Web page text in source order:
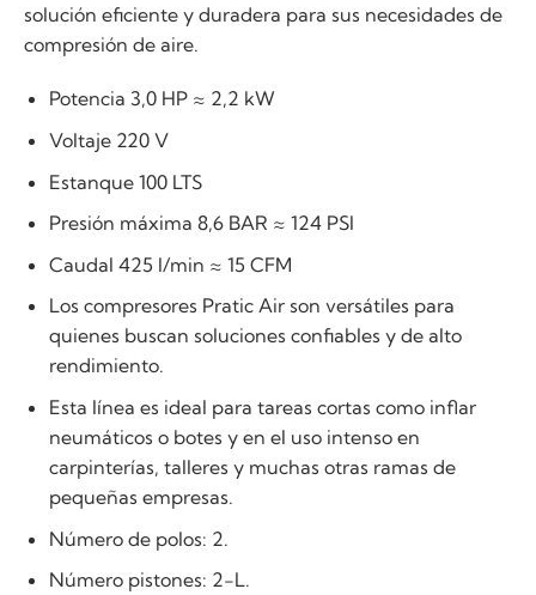
solución eficiente y duradera para sus necesidades de
compresión de aire.
Potencia 3,0 HP ≈ 2,2 kW
Voltaje 220 V
Estanque 100 LTS
Presión máxima 8,6 BAR ≈ 124 PSI
Caudal 425 l/min ≈ 15 CFM
Los compresores Pratic Air son versátiles para
quienes buscan soluciones confiables y de alto
rendimiento.
Esta línea es ideal para tareas cortas como inflar
neumáticos o botes y en el uso intenso en
carpinterías, talleres y muchas otras ramas de
pequeñas empresas.
Número de polos: 2.
Número pistones: 2-L.